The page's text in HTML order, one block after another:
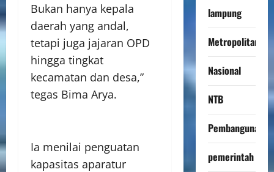
Bukan hanya kepala
daerah yang andal,
tetapi juga jajaran OPD
hingga tingkat
kecamatan dan desa,”
tegas Bima Arya.
Ia menilai penguatan
kapasitas aparatur
lampung
Metropolitan
Nasional
NTB
Pembangunan
pemerintah